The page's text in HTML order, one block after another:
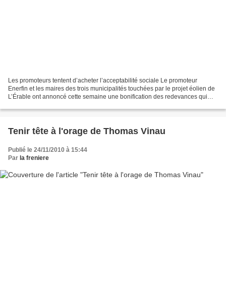
Les promoteurs tentent d’acheter l’acceptabilité sociale Le promoteur
Enerfin et les maires des trois municipalités touchées par le projet éolien de
L’Érable ont annoncé cette semaine une bonification des redevances qui
Tenir tête à l'orage de Thomas Vinau
Publié le 24/11/2010 à 15:44
Par la freniere